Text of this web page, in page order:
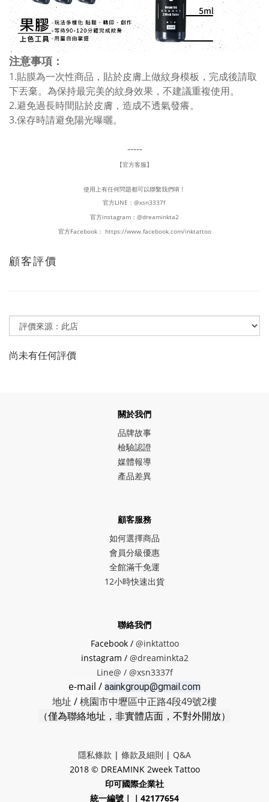
注意事項：
1.貼膜為一次性商品，貼於皮膚上做紋身模板，完成後請取
下丟棄。為保持最完美的紋身效果，不建議重複使用。
2.避免過長時間貼於皮膚，造成不透氣發癢。
3.保存時請避免陽光曝曬。
-----
【官方客服】
使用上有任何問題都可以聯繫我們唷！
官方LINE： @xsn3337f
官方instagram： @dreaminkta2
官方Facebook： https://www.facebook.com/inktattoo
顧客評價
尚未有任何評價
關於我們
品牌故事
檢驗認證
媒體報導
產品差異
顧客服務
如何選擇商品
會員分級優惠
全館滿千免運
12小時快速出貨
聯絡我們
Facebook / @inktattoo
instagram / @dreaminkta2
Line@ / @xsn3337f
e-mail / aainkgroup@gmail.com
地址 /桃園市中壢區中正路4段49號2樓
（僅為聯絡地址，非實體店面，不對外開放）
隱私條款 | 條款及細則 | Q&A
2018 © DREAMINK 2week Tattoo
印可國際企業社
統一編號｜｜42177654